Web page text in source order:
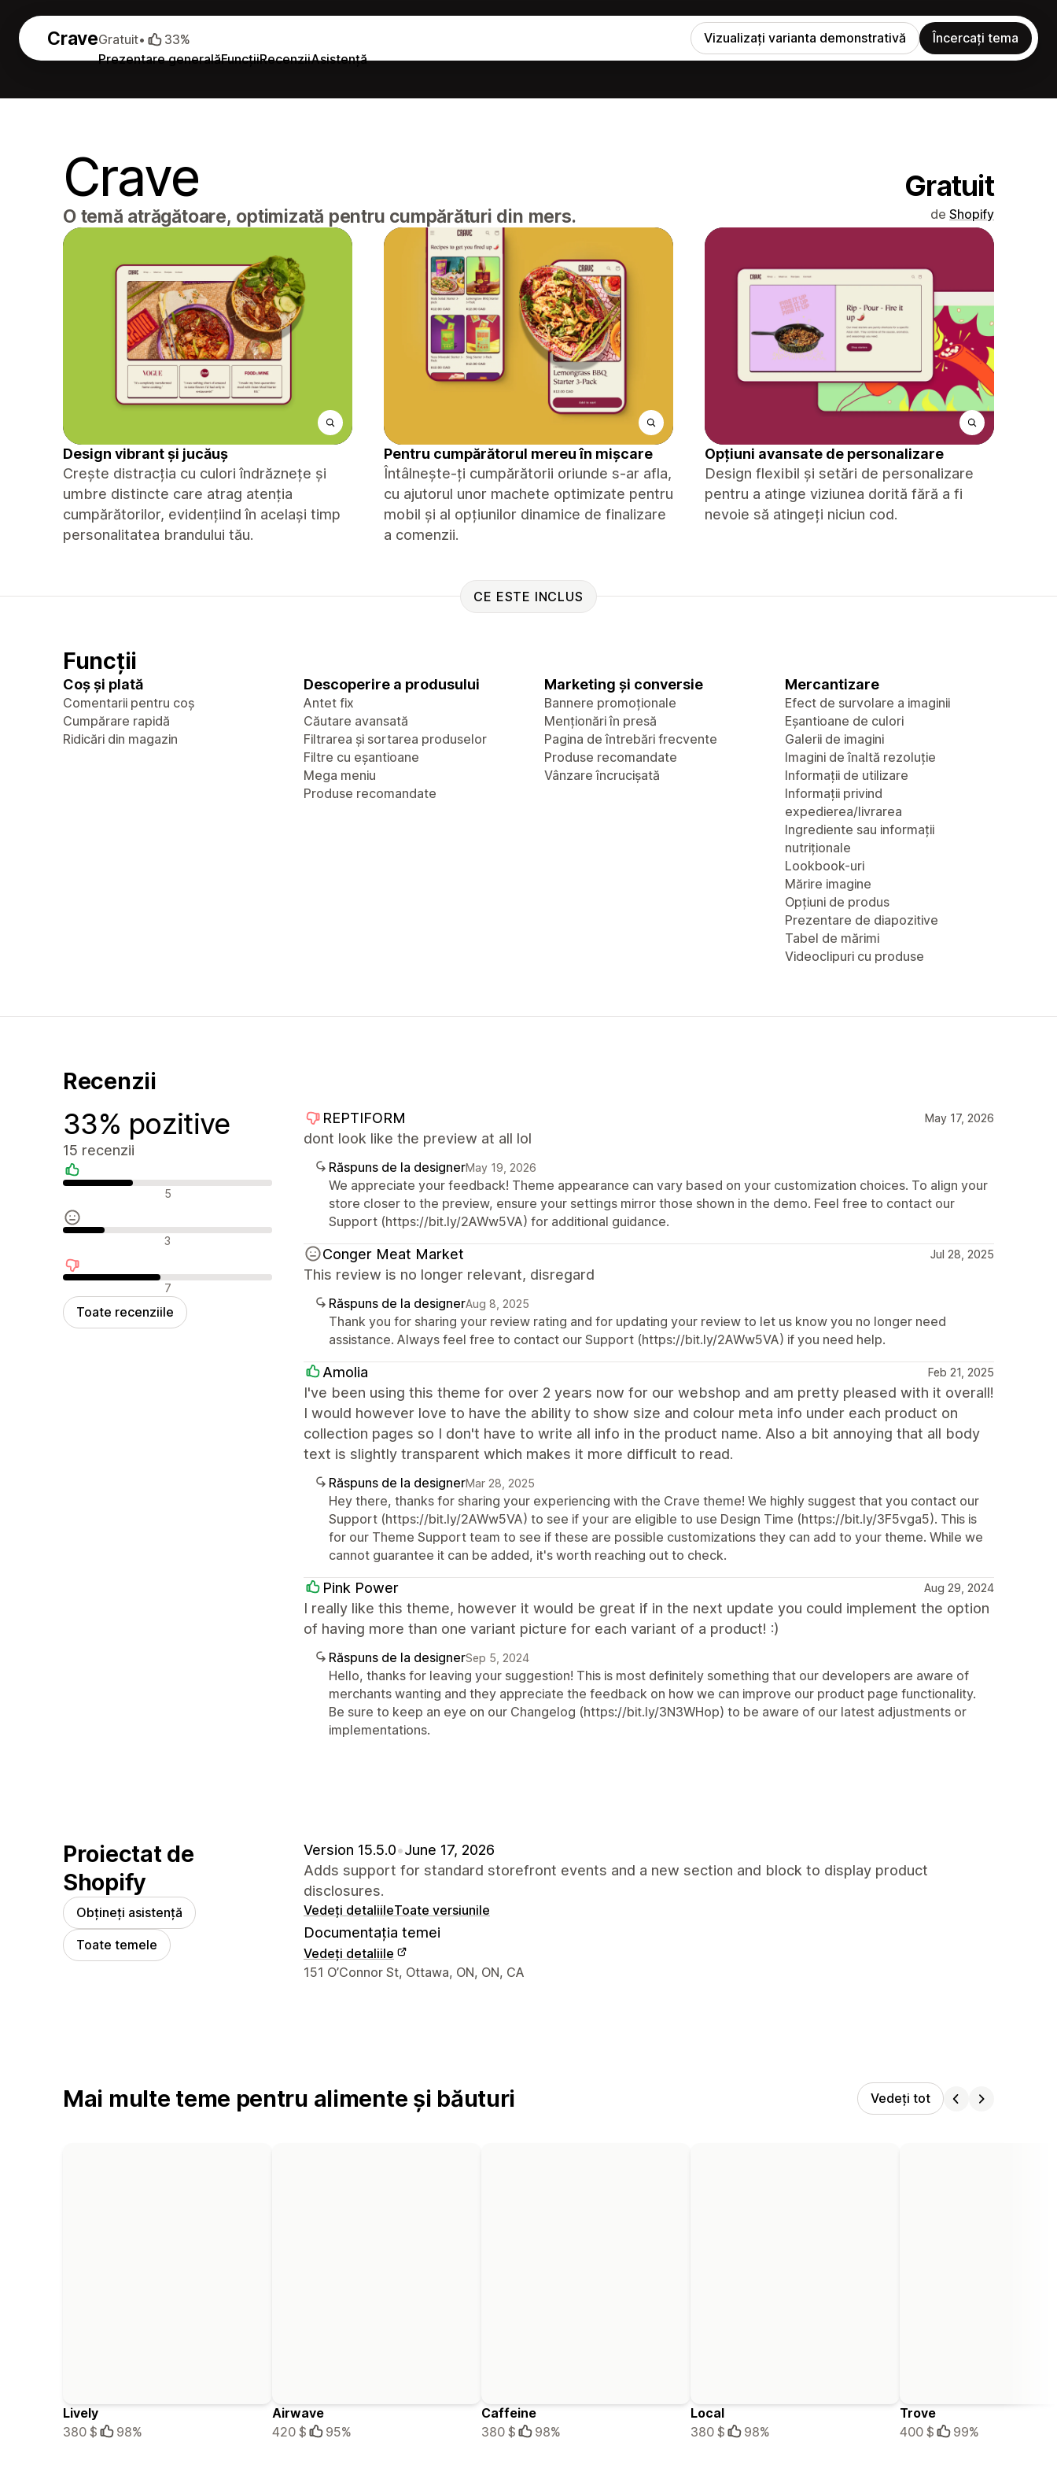
Crave
Prezentare generalăFuncțiiRecenziiAsistență
Gratuit• 33% Vizualizați varianta demonstrativă Încercați tema
Crave Gratuit
O temă atrăgătoare, optimizată pentru cumpărături din mers. de Shopify
Design vibrant și jucăuș
Crește distracția cu culori îndrăznețe și
umbre distincte care atrag atenția
cumpărătorilor, evidențiind în același timp
personalitatea brandului tău.
Pentru cumpărătorul mereu în mișcare
Întâlnește-ți cumpărătorii oriunde s-ar afla,
cu ajutorul unor machete optimizate pentru
mobil și al opțiunilor dinamice de finalizare
a comenzii.
Opțiuni avansate de personalizare
Design flexibil și setări de personalizare
pentru a atinge viziunea dorită fără a fi
nevoie să atingeți niciun cod.
CE ESTE INCLUS
Funcții
Coș și plată
Comentarii pentru coș
Cumpărare rapidă
Ridicări din magazin
Descoperire a produsului
Antet fix
Căutare avansată
Filtrarea și sortarea produselor
Filtre cu eșantioane
Mega meniu
Produse recomandate
Marketing și conversie
Bannere promoționale
Menționări în presă
Pagina de întrebări frecvente
Produse recomandate
Vânzare încrucișată
Mercantizare
Efect de survolare a imaginii
Eșantioane de culori
Galerii de imagini
Imagini de înaltă rezoluție
Informații de utilizare
Informații privind
expedierea/livrarea
Ingrediente sau informații
nutriționale
Lookbook-uri
Mărire imagine
Opțiuni de produs
Prezentare de diapozitive
Tabel de mărimi
Videoclipuri cu produse
Recenzii
33% pozitive
15 recenzii
Recenzii pozitive 5
Recenzii neutre 3
Recenzii negative7
Toate recenziile
REPTIFORM May 17, 2026
dont look like the preview at all lol
Răspuns de la designerMay 19, 2026
We appreciate your feedback! Theme appearance can vary based on your customization choices. To align your
store closer to the preview, ensure your settings mirror those shown in the demo. Feel free to contact our
Support (https://bit.ly/2AWw5VA) for additional guidance.
Conger Meat Market Jul 28, 2025
This review is no longer relevant, disregard
Răspuns de la designerAug 8, 2025
Thank you for sharing your review rating and for updating your review to let us know you no longer need
assistance. Always feel free to contact our Support (https://bit.ly/2AWw5VA) if you need help.
Amolia Feb 21, 2025
I've been using this theme for over 2 years now for our webshop and am pretty pleased with it overall!
I would however love to have the ability to show size and colour meta info under each product on
collection pages so I don't have to write all info in the product name. Also a bit annoying that all body
text is slightly transparent which makes it more difficult to read.
Răspuns de la designerMar 28, 2025
Hey there, thanks for sharing your experiencing with the Crave theme! We highly suggest that you contact our
Support (https://bit.ly/2AWw5VA) to see if your are eligible to use Design Time (https://bit.ly/3F5vga5). This is
for our Theme Support team to see if these are possible customizations they can add to your theme. While we
cannot guarantee it can be added, it's worth reaching out to check.
Pink Power Aug 29, 2024
I really like this theme, however it would be great if in the next update you could implement the option
of having more than one variant picture for each variant of a product! :)
Răspuns de la designerSep 5, 2024
Hello, thanks for leaving your suggestion! This is most definitely something that our developers are aware of
merchants wanting and they appreciate the feedback on how we can improve our product page functionality.
Be sure to keep an eye on our Changelog (https://bit.ly/3N3WHop) to be aware of our latest adjustments or
implementations.
Proiectat de
Shopify
Obțineți asistență
Toate temele
Version 15.5.0•June 17, 2026
Adds support for standard storefront events and a new section and block to display product
disclosures.
Vedeți detaliileToate versiunile
Documentația temei
Vedeți detaliile
Detaliile de contact ale designerului
151 O’Connor St, Ottawa, ON, ON, CA
Mai multe teme pentru alimente și băuturi Vedeți tot
Lively
380 $
98%
Airwave
420 $
95%
Caffeine
380 $
98%
Local
380 $
98%
Trove
400 $
99%